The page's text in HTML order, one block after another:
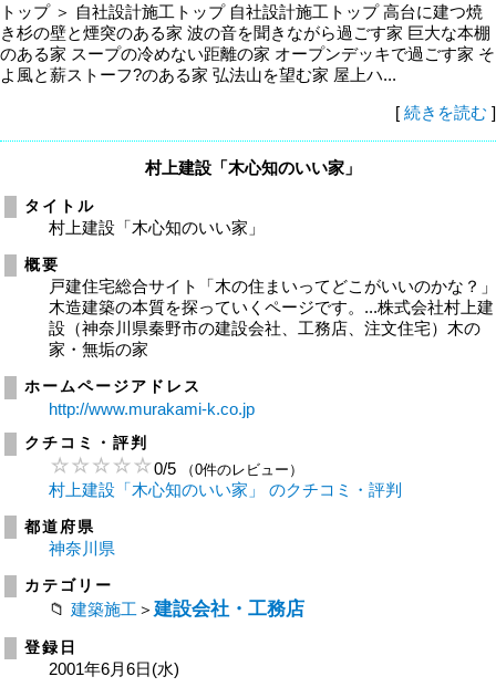
トップ ＞ 自社設計施工トップ 自社設計施工トップ 高台に建つ焼
き杉の壁と煙突のある家 波の音を聞きながら過ごす家 巨大な本棚
のある家 スープの冷めない距離の家 オープンデッキで過ごす家 そ
よ風と薪ストーフ?のある家 弘法山を望む家 屋上ハ...
[ 続きを読む ]
村上建設「木心知のいい家」
タイトル
村上建設「木心知のいい家」
概要
戸建住宅総合サイト「木の住まいってどこがいいのかな？
木造建築の本質を探っていくページです。...株式会社村上建
設（神奈川県秦野市の建設会社、工務店、注文住宅）木の
家・無垢の家
ホームページアドレス
http://www.murakami-k.co.jp
クチコミ・評判
0/5 （0件のレビュー）
村上建設「木心知のいい家」 のクチコミ・評判
都道府県
神奈川県
カテゴリー
建築施工 ＞ 建設会社・工務店
登録日
2001年6月6日(水)